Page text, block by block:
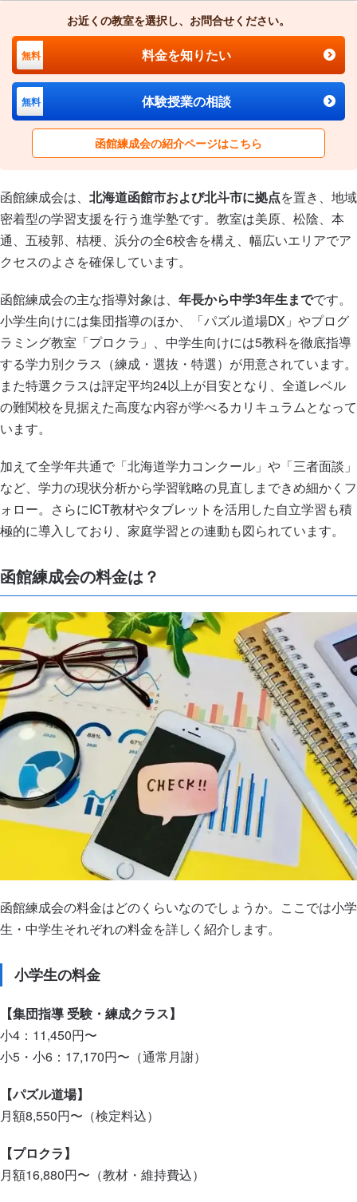
お近くの教室を選択し、お問合せください。
無料 料金を知りたい
無料 体験授業の相談
函館練成会の紹介ページはこちら
函館練成会は、 北海道函館市および北斗市に拠点を置き、地域
密着型の学習支援を行う進学塾です。教室は美原、松陰、本
通、五稜郭、桔梗、浜分の全6校舎を構え、幅広いエリアでア
クセスのよさを確保しています。
函館練成会の主な指導対象は、 年長から中学3年生までです。
小学生向けには集団指導のほか、「パズル道場DX」やプログ
ラミング教室「プロクラ」、中学生向けには5教科を徹底指導
する学力別クラス（練成・選抜・特選）が用意されています。
また特選クラスは評定平均24以上が目安となり、全道レベル
の難関校を見据えた高度な内容が学べるカリキュラムとなって
います。
加えて全学年共通で「北海道学力コンクール」や「三者面談」
など、学力の現状分析から学習戦略の見直しまできめ細かくフ
ォロー。さらにICT教材やタブレットを活用した自立学習も積
極的に導入しており、家庭学習との連動も図られています。
函館練成会の料金は？
函館練成会の料金はどのくらいなのでしょうか。ここでは小学
生・中学生それぞれの料金を詳しく紹介します。
小学生の料金
【集団指導 受験・練成クラス】
小4：11,450円〜
小5・小6：17,170円〜（通常月謝）
【パズル道場】
月額8,550円〜（検定料込）
【プロクラ】
月額16,880円〜（教材・維持費込）